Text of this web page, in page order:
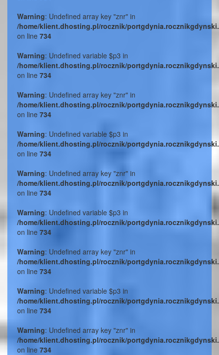
Warning: Undefined array key "znr" in
/home/klient.dhosting.pl/rocznik/
on line 734
Warning: Undefined variable $p3 in
/home/klient.dhosting.pl/rocznik/
on line 734
Warning: Undefined array key "znr" in
/home/klient.dhosting.pl/rocznik/
on line 734
Warning: Undefined variable $p3 in
/home/klient.dhosting.pl/rocznik/
on line 734
Warning: Undefined array key "znr" in
/home/klient.dhosting.pl/rocznik/
on line 734
Warning: Undefined variable $p3 in
/home/klient.dhosting.pl/rocznik/
on line 734
Warning: Undefined array key "znr" in
/home/klient.dhosting.pl/rocznik/
on line 734
Warning: Undefined variable $p3 in
/home/klient.dhosting.pl/rocznik/
on line 734
Warning: Undefined array key "znr" in
/home/klient.dhosting.pl/rocznik/
on line 734